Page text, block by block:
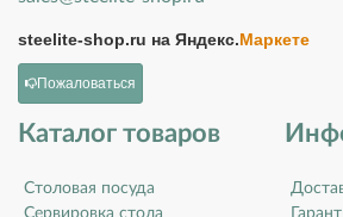
steelite-shop.ru на Яндекс.Маркете
Пожаловаться
Каталог товаров
Столовая посуда
Сервировка стола